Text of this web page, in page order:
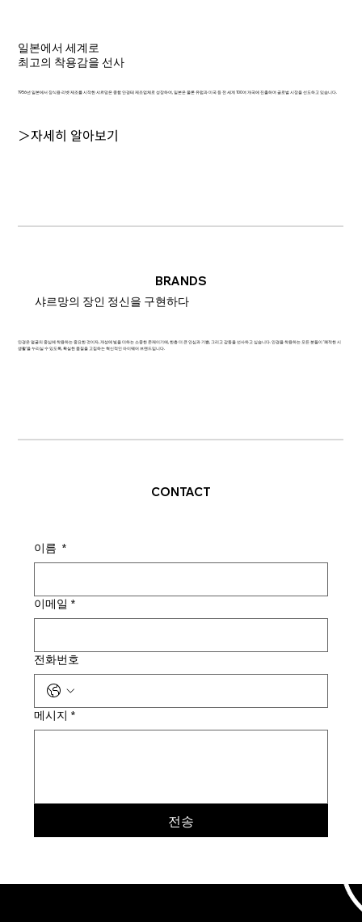
일본에서 세계로
최고의 착용감을 선사
1956년 일본에서 장식용 리벳 제조를 시작한 샤르망은 종합 안경테 제조업체로 성장하여, 일본은 물론 유럽과 미국 등 전 세계 100여 개국에 진출하며 글로벌 시장을 선도하고 있습니다.
＞자세히 알아보기
BRANDS
샤르망의 장인 정신을 구현하다
안경은 얼굴의 중심에 착용하는 중요한 것이자, 개성에 빛을 더하는 소중한 존재이기에, 한층 더 큰 안심과 기쁨, 그리고 감동을 선사하고 싶습니다. 안경을 착용하는 모든 분들이 '쾌적한 시
생활'을 누리실 수 있도록, 확실한 품질을 고집하는 혁신적인 아이웨어 브랜드입니다.
CONTACT
이름 *
이메일 *
전화번호
메시지 *
전송